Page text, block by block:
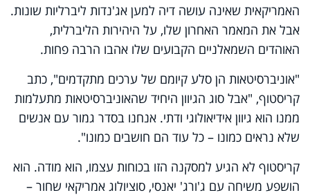
האמריקאית שאינה עושה דיה למען אג'נדות ליברליות שונות.
אבל את המאמר האחרון שלו, על היהירות הליברלית,
האוהדים השמאלניים הקבועים שלו אהבו הרבה פחות.
"אוניברסיטאות הן סלע קיומם של ערכים מתקדמים", כתב
קריסטוף, "אבל סוג הגיוון היחיד שהאוניברסיטאות מתעלמות
ממנו הוא גיוון אידיאולוגי ודתי. אנחנו בסדר גמור עם אנשים
שלא נראים כמונו – כל עוד הם חושבים כמונו".
קריסטוף לא הגיע למסקנה הזו בכוחות עצמו, הוא מודה. הוא
הושפע משיחה עם ג'ורג' יאנסי, סוציולוג אמריקאי שחור –